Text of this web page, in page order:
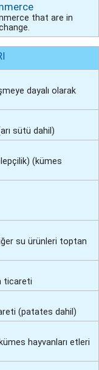
that are in
dayalı olarak
sütü dahil)
(kümes
su ürünleri toptan
ticareti
(patates dahil)
hayvanları etleri